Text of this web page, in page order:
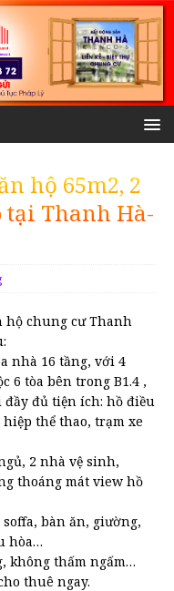
hộ 65m2, 2
tại Thanh Hà-
hộ chung cư Thanh
nhà 16 tầng, với 4
6 tòa bên trong B1.4 ,
đủ tiện ích: hồ điều
thể thao, trạm xe
2 nhà vệ sinh,
thoáng mát view hồ
bàn ăn, giường,
hòa…
không thấm ngấm…
thuê ngay.